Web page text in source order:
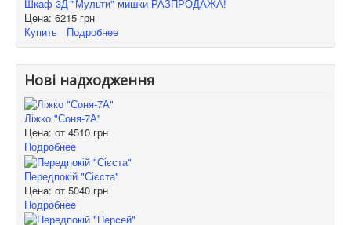
Шкаф 3Д "Мульти" мишки РАЗПРОДАЖА!
Цена: 6215 грн
Купить
Подробнее
Нові надходження
Ліжко "Соня-7А"
Цена: от 4510 грн
Подробнее
Передпокій "Сієста"
Цена: от 5040 грн
Подробнее